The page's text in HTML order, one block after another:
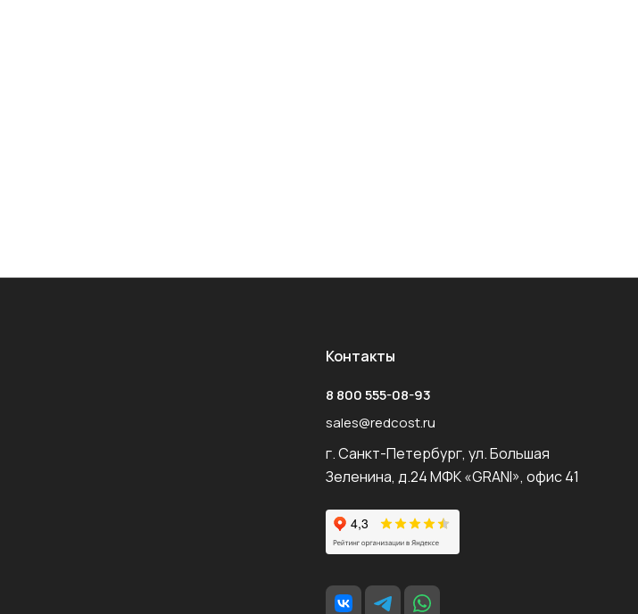
Контакты
8 800 555-08-93
sales@redcost.ru
г. Санкт-Петербург, ул. Большая
Зеленина, д.24 МФК «GRANI», офис 41